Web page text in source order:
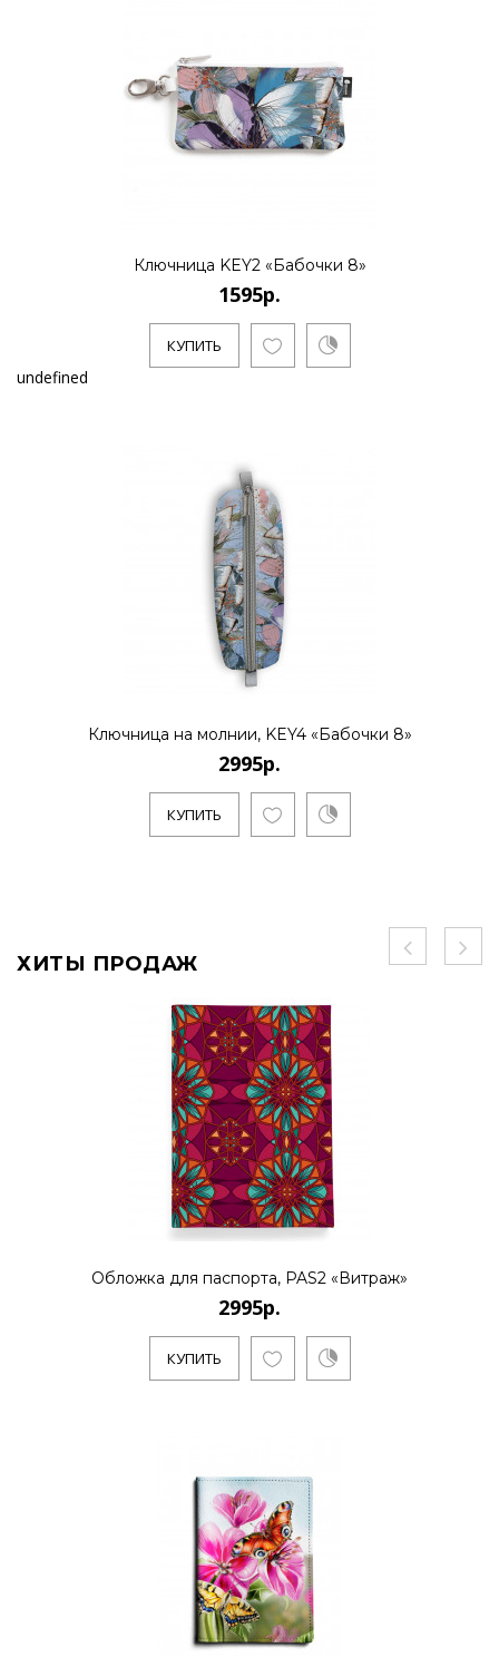
Ключница KEY2 «Бабочки 8»
1595р.
КУПИТЬ
undefined
Ключница на молнии, KEY4 «Бабочки 8»
2995р.
КУПИТЬ
ХИТЫ ПРОДАЖ
Обложка для паспорта, PAS2 «Витраж»
2995р.
КУПИТЬ